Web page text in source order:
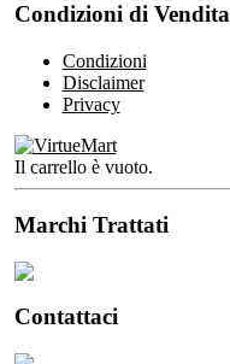
Condizioni di Vendita
Condizioni
Disclaimer
Privacy
Il carrello è vuoto.
Marchi Trattati
Contattaci